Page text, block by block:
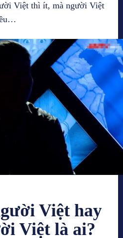
Việt thì ít, mà người Việt
Việt hay
Việt là ai?